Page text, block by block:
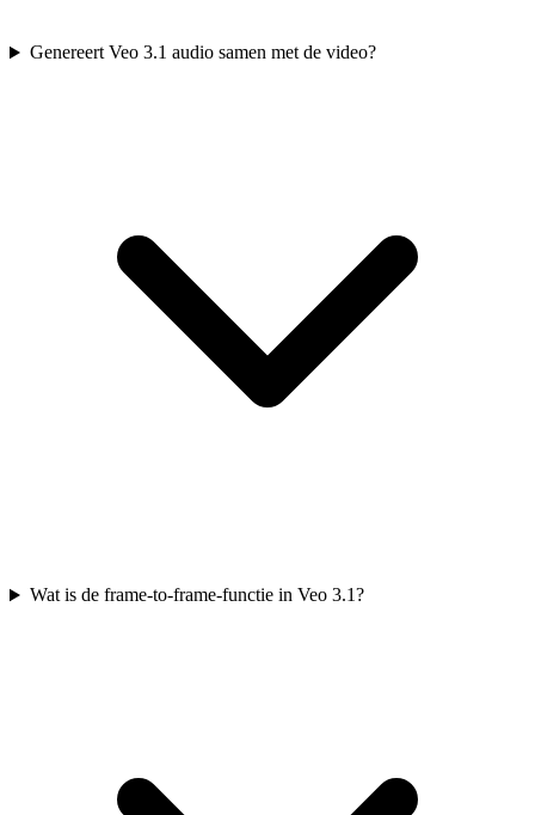
Genereert Veo 3.1 audio samen met de video?
Wat is de frame-to-frame-functie in Veo 3.1?